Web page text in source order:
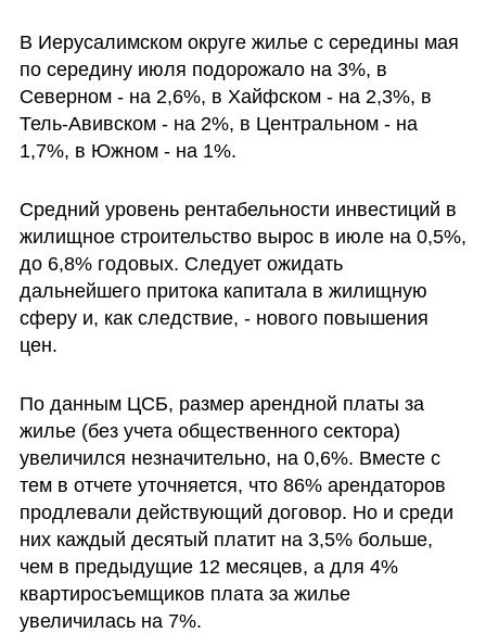
В Иерусалимском округе жилье с середины мая
по середину июля подорожало на 3%, в
Северном - на 2,6%, в Хайфском - на 2,3%, в
Тель-Авивском - на 2%, в Центральном - на
1,7%, в Южном - на 1%.
Средний уровень рентабельности инвестиций в
жилищное строительство вырос в июле на 0,5%,
до 6,8% годовых. Следует ожидать
дальнейшего притока капитала в жилищную
сферу и, как следствие, - нового повышения
цен.
По данным ЦСБ, размер арендной платы за
жилье (без учета общественного сектора)
увеличился незначительно, на 0,6%. Вместе с
тем в отчете уточняется, что 86% арендаторов
продлевали действующий договор. Но и среди
них каждый десятый платит на 3,5% больше,
чем в предыдущие 12 месяцев, а для 4%
квартиросъемщиков плата за жилье
увеличилась на 7%.